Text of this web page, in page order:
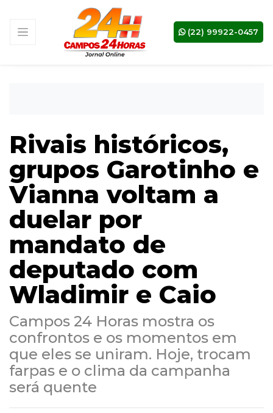
(22) 99922-0457
Rivais históricos,
grupos Garotinho e
Vianna voltam a
duelar por
mandato de
deputado com
Wladimir e Caio
Campos 24 Horas mostra os
confrontos e os momentos em
que eles se uniram. Hoje, trocam
farpas e o clima da campanha
será quente